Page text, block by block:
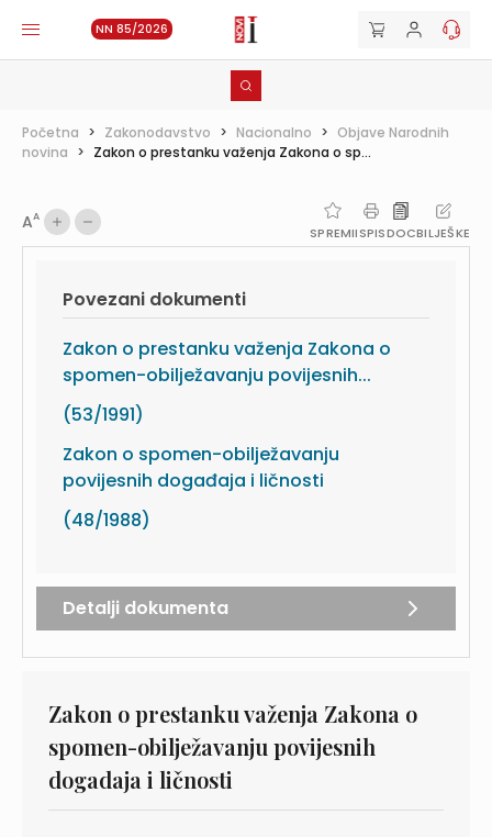
NN 85/2026
Početna > Zakonodavstvo > Nacionalno > Objave Narodnih
novina > Zakon o prestanku važenja Zakona o sp...
AA
SPREMIISPISDOCBILJEŠKE
Povezani dokumenti
Zakon o prestanku važenja Zakona o
spomen-obilježavanju povijesnih...
(53/1991)
Zakon o spomen-obilježavanju
povijesnih događaja i ličnosti
(48/1988)
Detalji dokumenta
Zakon o prestanku važenja Zakona o
spomen-obilježavanju povijesnih
dogadaja i ličnosti